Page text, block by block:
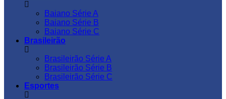
Baiano Série A
Baiano Série B
Baiano Série C
Brasileirão
Brasileirão Série A
Brasileirão Série B
Brasileirão Série C
Esportes